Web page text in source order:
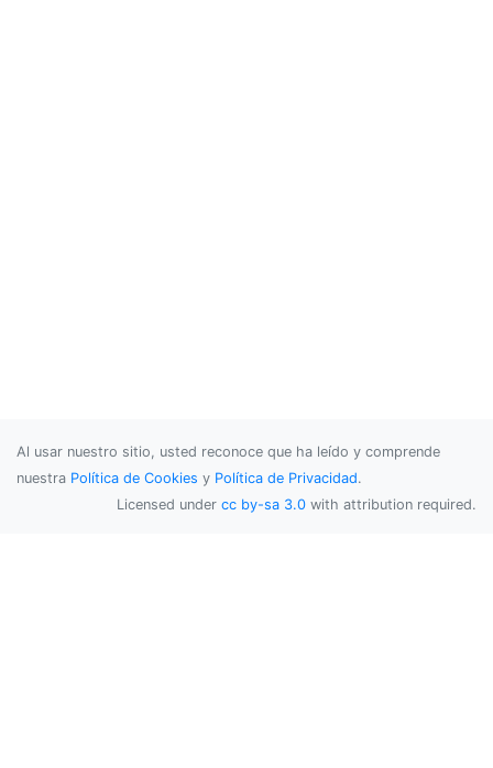
Al usar nuestro sitio, usted reconoce que ha leído y comprende
nuestra Política de Cookies y Política de Privacidad.
Licensed under cc by-sa 3.0 with attribution required.